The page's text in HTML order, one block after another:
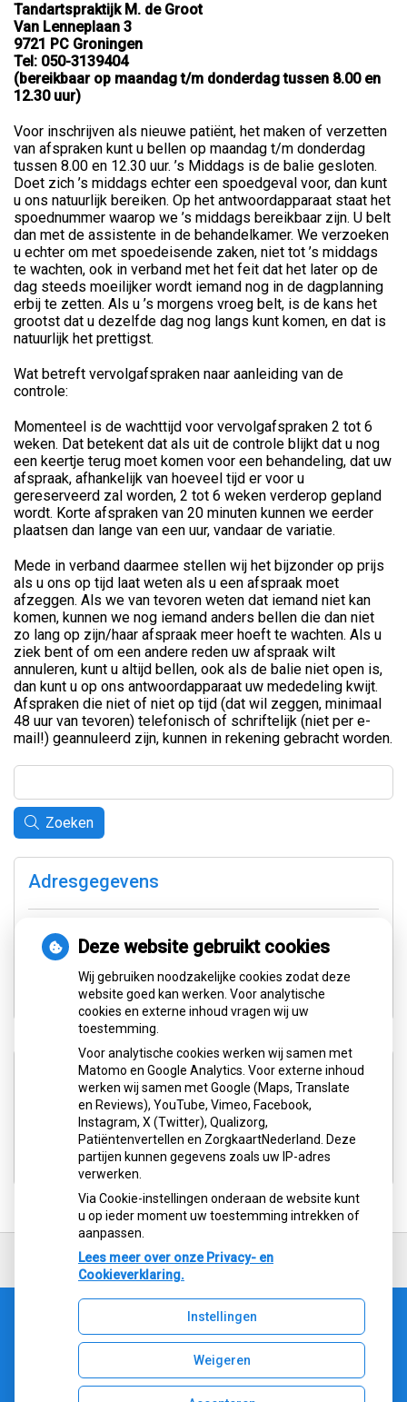
Tandartspraktijk M. de Groot
Van Lenneplaan 3
9721 PC Groningen
Tel: 050-3139404
(bereikbaar op maandag t/m donderdag tussen 8.00 en
12.30 uur)
Voor inschrijven als nieuwe patiënt, het maken of verzetten
van afspraken kunt u bellen op maandag t/m donderdag
tussen 8.00 en 12.30 uur. ’s Middags is de balie gesloten.
Doet zich ’s middags echter een spoedgeval voor, dan kunt
u ons natuurlijk bereiken. Op het antwoordapparaat staat het
spoednummer waarop we ’s middags bereikbaar zijn. U belt
dan met de assistente in de behandelkamer. We verzoeken
u echter om met spoedeisende zaken, niet tot ’s middags
te wachten, ook in verband met het feit dat het later op de
dag steeds moeilijker wordt iemand nog in de dagplanning
erbij te zetten. Als u ’s morgens vroeg belt, is de kans het
grootst dat u dezelfde dag nog langs kunt komen, en dat is
natuurlijk het prettigst.
Wat betreft vervolgafspraken naar aanleiding van de
controle:
Momenteel is de wachttijd voor vervolgafspraken 2 tot 6
weken. Dat betekent dat als uit de controle blijkt dat u nog
een keertje terug moet komen voor een behandeling, dat uw
afspraak, afhankelijk van hoeveel tijd er voor u
gereserveerd zal worden, 2 tot 6 weken verderop gepland
wordt. Korte afspraken van 20 minuten kunnen we eerder
plaatsen dan lange van een uur, vandaar de variatie.
Mede in verband daarmee stellen wij het bijzonder op prijs
als u ons op tijd laat weten als u een afspraak moet
afzeggen. Als we van tevoren weten dat iemand niet kan
komen, kunnen we nog iemand anders bellen die dan niet
zo lang op zijn/haar afspraak meer hoeft te wachten. Als u
ziek bent of om een andere reden uw afspraak wilt
annuleren, kunt u altijd bellen, ook als de balie niet open is,
dan kunt u op ons antwoordapparaat uw mededeling kwijt.
Afspraken die niet of niet op tijd (dat wil zeggen, minimaal
48 uur van tevoren) telefonisch of schriftelijk (niet per e-
mail!) geannuleerd zijn, kunnen in rekening gebracht worden.
Zoeken
Adresgegevens
9721 PC Groningen
050-3139404
Aangesloten bij:
de
Uw Zorg Online|Beheer
Deze website gebruikt cookies
Wij gebruiken noodzakelijke cookies zodat deze
website goed kan werken. Voor analytische
cookies en externe inhoud vragen wij uw
toestemming.
Voor analytische cookies werken wij samen met
Matomo en Google Analytics. Voor externe inhoud
werken wij samen met Google (Maps, Translate
en Reviews), YouTube, Vimeo, Facebook,
Instagram, X (Twitter), Qualizorg,
Patiëntenvertellen en ZorgkaartNederland. Deze
partijen kunnen gegevens zoals uw IP-adres
verwerken.
Via Cookie-instellingen onderaan de website kunt
u op ieder moment uw toestemming intrekken of
aanpassen.
Lees meer over onze Privacy- en
Cookieverklaring.
Instellingen
Weigeren